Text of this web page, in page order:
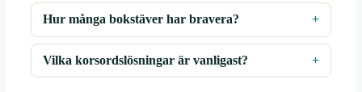
Hur många bokstäver har bravera?
Vilka korsordslösningar är vanligast?